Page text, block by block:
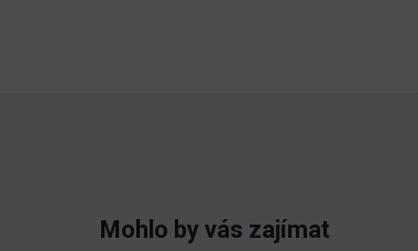
Mohlo by vás zajímat